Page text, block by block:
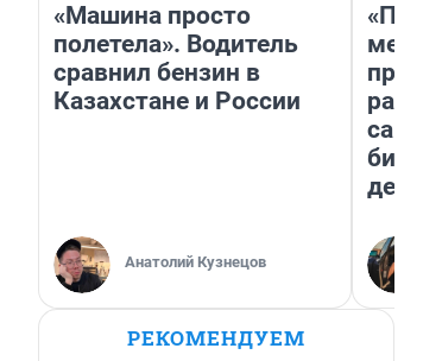
«Машина просто
полетела». Водитель
сравнил бензин в
Казахстане и России
Анатолий Кузнецов
РЕКОМЕНДУЕМ